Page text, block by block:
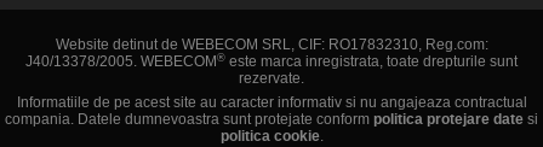
Website detinut de WEBECOM SRL, CIF: RO17832310, Reg.com:
J40/13378/2005. WEBECOM ® este marca inregistrata, toate drepturile sunt
rezervate.
Informatiile de pe acest site au caracter informativ si nu angajeaza contractual
compania. Datele dumnevoastra sunt protejate conform politica protejare date si
politica cookie.